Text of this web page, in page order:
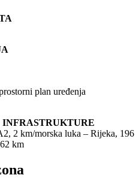
plan uređenja
2 km/morska luka – Rijeka, 196
km